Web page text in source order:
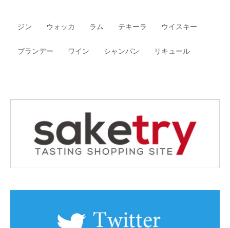
ジン ウォッカ ラム テキーラ ウイスキー
ブランデー ワイン シャンパン リキュール